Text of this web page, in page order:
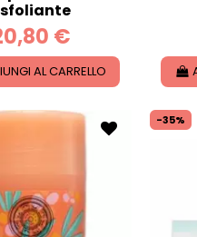
€
AL CARRELLO
-35%